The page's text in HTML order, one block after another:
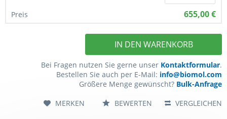
655,00 €
IN DEN WARENKORB
Bei Fragen nutzen Sie gerne unser Kontaktformular.
Bestellen Sie auch per E-Mail: info@biomol.com
Größere Menge gewünscht? Bulk-Anfrage
VERGLEICHEN
MERKEN BEWERTEN